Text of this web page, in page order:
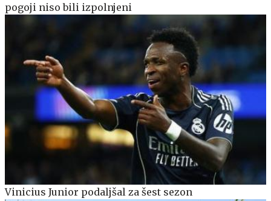
pogoji niso bili izpolnjeni
Vinicius Junior podaljšal za šest sezon